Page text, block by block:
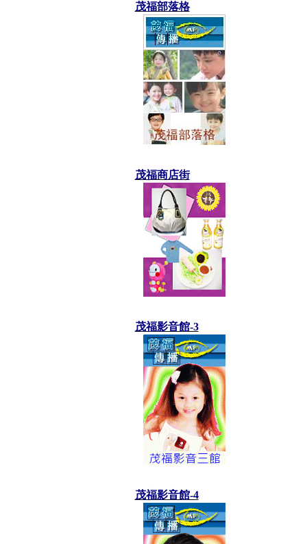
茂福部落格
茂福商店街
茂福影音館-3
茂福影音館-4